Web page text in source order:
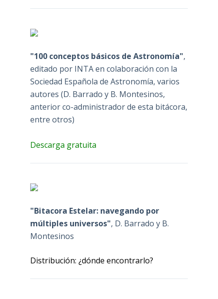
"100 conceptos básicos de Astronomía",
editado por INTA en colaboración con la
Sociedad Española de Astronomía, varios
autores (D. Barrado y B. Montesinos,
anterior co-administrador de esta bitácora,
entre otros)
Descarga gratuita
"Bitacora Estelar: navegando por
múltiples universos", D. Barrado y B.
Montesinos
Distribución: ¿dónde encontrarlo?